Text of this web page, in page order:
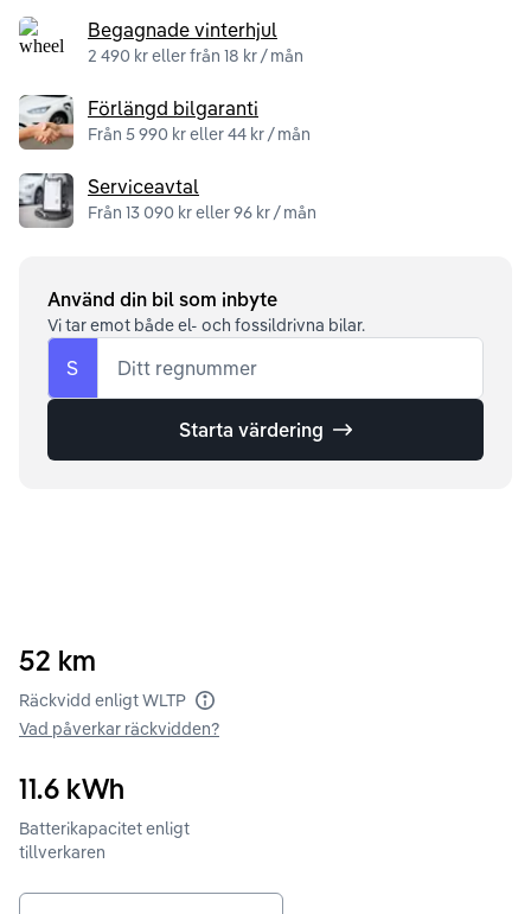
Begagnade vinterhjul
2 490 kr eller från 18 kr / mån
Förlängd bilgaranti
Från 5 990 kr eller 44 kr / mån
Serviceavtal
Från 13 090 kr eller 96 kr / mån
Använd din bil som inbyte
Vi tar emot både el- och fossildrivna bilar.
S Ditt regnummer
Starta värdering
52 km
Räckvidd enligt WLTP
Vad påverkar räckvidden?
11.6 kWh
Batterikapacitet enligt
tillverkaren